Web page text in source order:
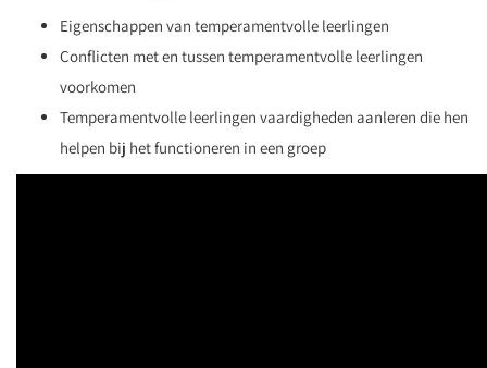
temperamentvol
Eigenschappen van temperamentvolle leerlingen
Conflicten met en tussen temperamentvolle leerlingen
voorkomen
Temperamentvolle leerlingen vaardigheden aanleren die hen
helpen bij het functioneren in een groep